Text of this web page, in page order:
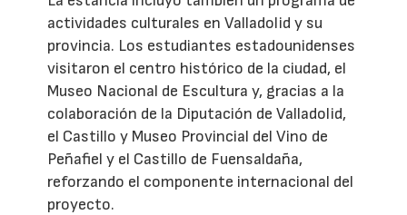
actividades culturales en Valladolid y su
provincia. Los estudiantes estadounidenses
visitaron el centro histórico de la ciudad, el
Museo Nacional de Escultura y, gracias a la
colaboración de la Diputación de Valladolid,
el Castillo y Museo Provincial del Vino de
Peñafiel y el Castillo de Fuensaldaña,
reforzando el componente internacional del
proyecto.